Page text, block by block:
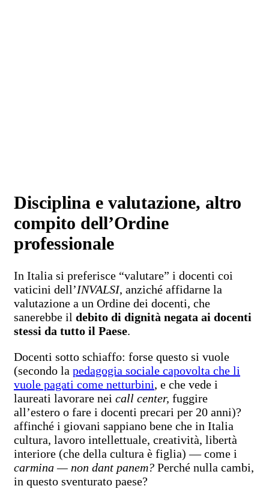
Disciplina e valutazione, altro
compito dell’Ordine
professionale
In Italia si preferisce “valutare” i docenti coi
vaticini dell’INVALSI, anziché affidarne la
valutazione a un Ordine dei docenti, che
sanerebbe il debito di dignità negata ai docenti
stessi da tutto il Paese.
Docenti sotto schiaffo: forse questo si vuole
(secondo la pedagogia sociale capovolta che li
vuole pagati come netturbini, e che vede i
laureati lavorare nei call center, fuggire
all’estero o fare i docenti precari per 20 anni)?
affinché i giovani sappiano bene che in Italia
cultura, lavoro intellettuale, creatività, libertà
interiore (che della cultura è figlia) — come i
carmina — non dant panem? Perché nulla cambi,
in questo sventurato paese?